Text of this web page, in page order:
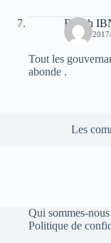
Rabah
14 MAI
Tout les
abonde .
Les
Qui sommes-
Politique de